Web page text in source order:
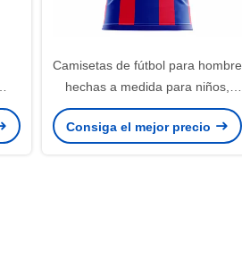
Camisetas de fútbol para hombre
hechas a medida para niños,
equipo de 160 gramos
Consiga el mejor precio